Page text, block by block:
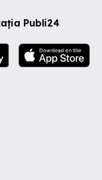
Publi24